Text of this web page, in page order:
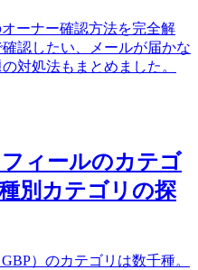
ーナー確認方法を完全解
認したい、メールが届かな
対処法もまとめました。
ィールのカテゴ
別カテゴリの探
）のカテゴリは数千種。